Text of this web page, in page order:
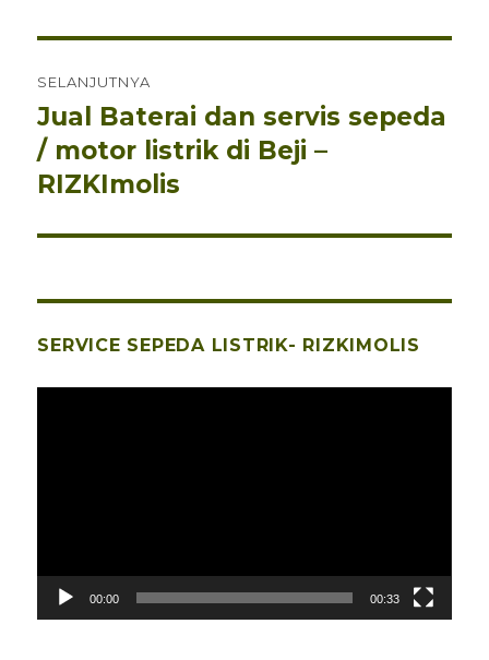
SELANJUTNYA
Pos
berikutnya:
Jual Baterai dan servis sepeda
/ motor listrik di Beji –
RIZKImolis
SERVICE SEPEDA LISTRIK- RIZKIMOLIS
00:00 00:33